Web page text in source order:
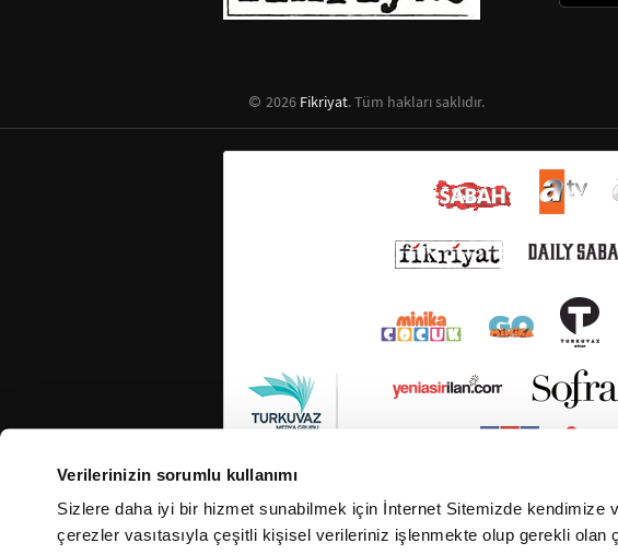
Verilerinizin sorumlu kullanımı
Sizlere daha iyi bir hizmet sunabilmek için İnternet Sitemizde kendimize
çerezler vasıtasıyla çeşitli kişisel verileriniz işlenmekte olup gerekli olan
2026 Fikriyat. Tüm hakları saklıdır.